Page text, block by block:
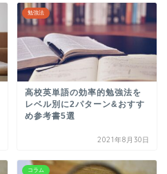
勉強法
高校英単語の効率的勉強法を
レベル別に2パターン&おすす
め参考書5選
2021年8月30日
コラム